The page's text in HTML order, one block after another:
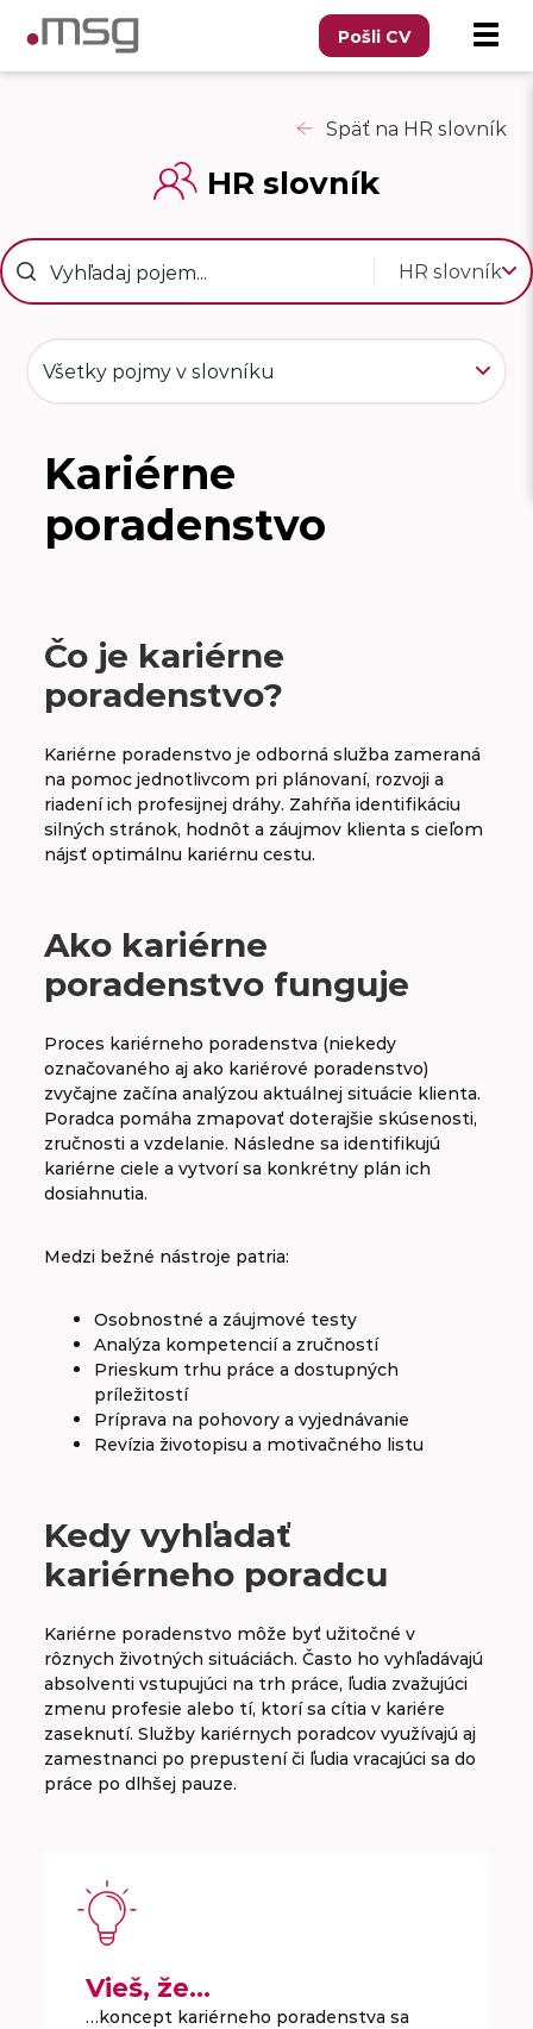
Pošli CV
Späť na HR slovník
HR slovník
HR slovník
Všetky pojmy v slovníku
P R S Š
Kariérne poradenstvo
Kudos
Kariérne
poradenstvo
Čo je kariérne
poradenstvo?
Kariérne poradenstvo je odborná služba zameraná
na pomoc jednotlivcom pri plánovaní, rozvoji a
riadení ich profesijnej dráhy. Zahŕňa identifikáciu
silných stránok, hodnôt a záujmov klienta s cieľom
nájsť optimálnu kariérnu cestu.
Ako kariérne
poradenstvo funguje
Proces kariérneho poradenstva (niekedy
označovaného aj ako kariérové poradenstvo)
zvyčajne začína analýzou aktuálnej situácie klienta.
Poradca pomáha zmapovať doterajšie skúsenosti,
zručnosti a vzdelanie. Následne sa identifikujú
kariérne ciele a vytvorí sa konkrétny plán ich
dosiahnutia.
Medzi bežné nástroje patria:
Osobnostné a záujmové testy
Analýza kompetencií a zručností
Prieskum trhu práce a dostupných
príležitostí
Príprava na pohovory a vyjednávanie
Revízia životopisu a motivačného listu
Kedy vyhľadať
kariérneho poradcu
Kariérne poradenstvo môže byť užitočné v
rôznych životných situáciách. Často ho vyhľadávajú
absolventi vstupujúci na trh práce, ľudia zvažujúci
zmenu profesie alebo tí, ktorí sa cítia v kariére
zaseknutí. Služby kariérnych poradcov využívajú aj
zamestnanci po prepustení či ľudia vracajúci sa do
práce po dlhšej pauze.
Vieš, že…
…koncept kariérneho poradenstva sa